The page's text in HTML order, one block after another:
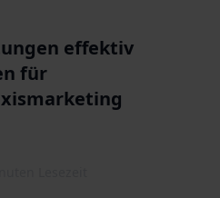
effektiv
für